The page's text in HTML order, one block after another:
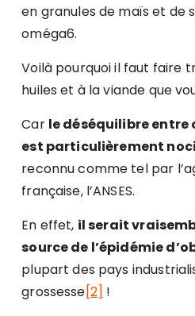
en granules de maïs et de
oméga6.
Voilà pourquoi il faut faire
huiles et à la viande que
Car le déséquilibre entre
est particulièrement
reconnu comme tel par
française, l’ANSES.
En effet, il serait
source de l’épidémie
plupart des pays
grossesse[2] !